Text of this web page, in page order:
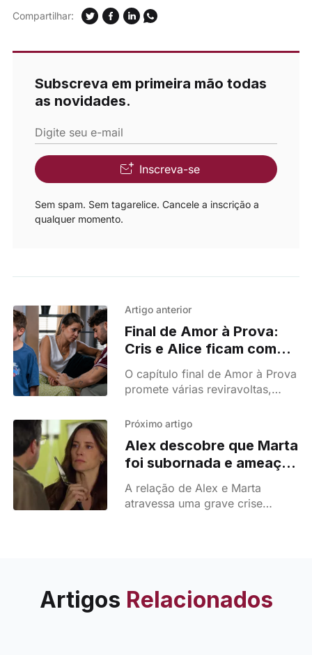
Compartilhar:
Subscreva em primeira mão todas
as novidades.
Digite seu e-mail
Inscreva-se
Sem spam. Sem tagarelice. Cancele a inscrição a
qualquer momento.
Artigo anterior
Final de Amor à Prova:
Cris e Alice ficam com
Nico e Sara assume
romance com David
O capítulo final de Amor à Prova
promete várias reviravoltas,
de Nico até novos romances e
Próximo artigo
Alex descobre que Marta
foi subornada e ameaça:
"Vais acabar sozinha"
em Páginas da Vida
A relação de Alex e Marta
atravessa uma grave crise
Artigos Relacionados